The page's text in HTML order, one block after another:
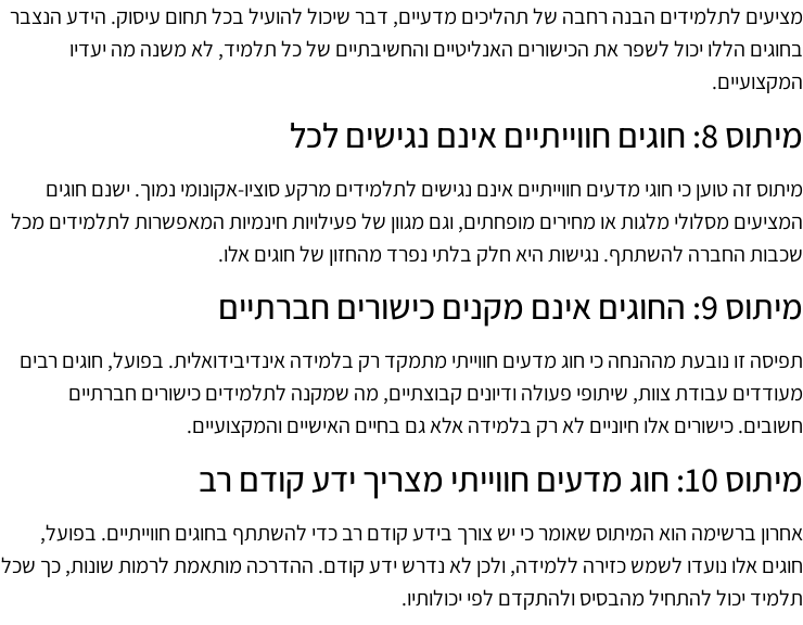
מציעים לתלמידים הבנה רחבה של תהליכים מדעיים, דבר שיכול להועיל בכל תחום עיסוק. הידע הנצבר
בחוגים הללו יכול לשפר את הכישורים האנליטיים והחשיבתיים של כל תלמיד, לא משנה מה יעדיו
המקצועיים.
מיתוס 8: חוגים חווייתיים אינם נגישים לכל
מיתוס זה טוען כי חוגי מדעים חווייתיים אינם נגישים לתלמידים מרקע סוציו-אקונומי נמוך. ישנם חוגים
המציעים מסלולי מלגות או מחירים מופחתים, וגם מגוון של פעילויות חינמיות המאפשרות לתלמידים מכל
שכבות החברה להשתתף. נגישות היא חלק בלתי נפרד מהחזון של חוגים אלו.
מיתוס 9: החוגים אינם מקנים כישורים חברתיים
תפיסה זו נובעת מההנחה כי חוג מדעים חווייתי מתמקד רק בלמידה אינדיבידואלית. בפועל, חוגים רבים
מעודדים עבודת צוות, שיתופי פעולה ודיונים קבוצתיים, מה שמקנה לתלמידים כישורים חברתיים
חשובים. כישורים אלו חיוניים לא רק בלמידה אלא גם בחיים האישיים והמקצועיים.
מיתוס 10: חוג מדעים חווייתי מצריך ידע קודם רב
אחרון ברשימה הוא המיתוס שאומר כי יש צורך בידע קודם רב כדי להשתתף בחוגים חווייתיים. בפועל,
חוגים אלו נועדו לשמש כזירה ללמידה, ולכן לא נדרש ידע קודם. ההדרכה מותאמת לרמות שונות, כך שכל
תלמיד יכול להתחיל מהבסיס ולהתקדם לפי יכולותיו.